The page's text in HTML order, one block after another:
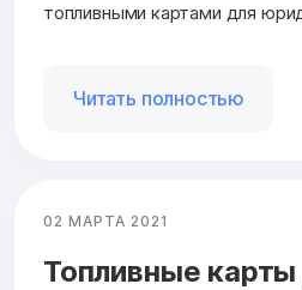
топливными картами для
Читать полностью
02 МАРТА 2021
Топливные